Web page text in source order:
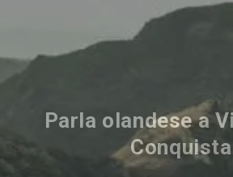
Parla olandese a
Conquista